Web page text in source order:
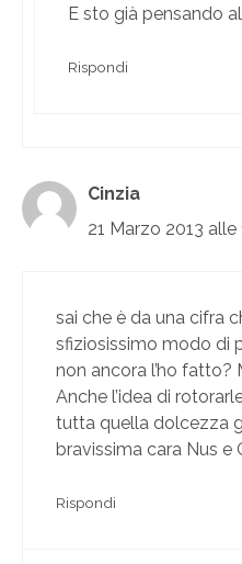
E sto già pensando
Rispondi
Cinzia
21 Marzo 2013 alle
sai che è da una cifra
sfiziosissimo modo di
non ancora l’ho
Anche l’idea di
tutta quella dolcezza
bravissima cara Nus e
Rispondi